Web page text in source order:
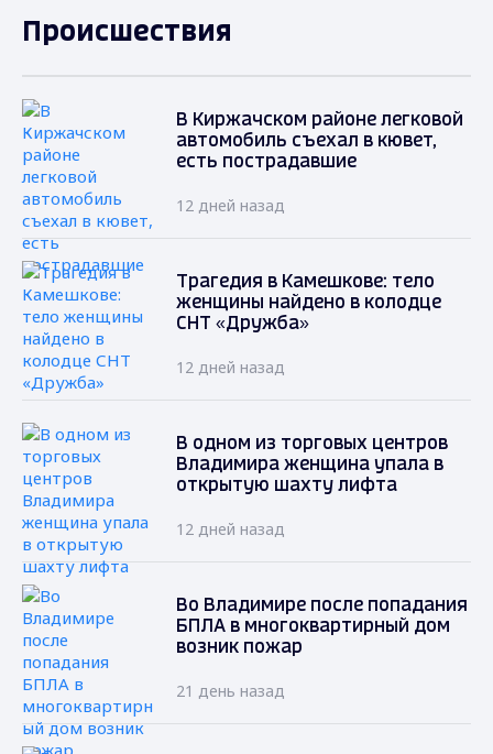
Происшествия
В Киржачском районе легковой
автомобиль съехал в кювет,
есть пострадавшие
12 дней назад
Трагедия в Камешкове: тело
женщины найдено в колодце
СНТ «Дружба»
12 дней назад
В одном из торговых центров
Владимира женщина упала в
открытую шахту лифта
12 дней назад
Во Владимире после попадания
БПЛА в многоквартирный дом
возник пожар
21 день назад